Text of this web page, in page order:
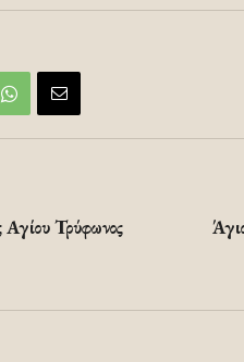
Αγίου Τρύφωνος